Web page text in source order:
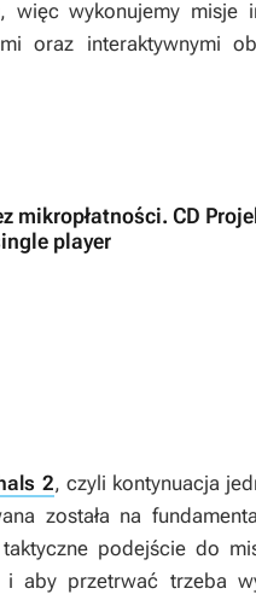
więc wykonujemy misje
oraz interaktywnymi
mikropłatności. CD
player
2, czyli kontynuacja
została na
podejście do
aby przetrwać trzeba